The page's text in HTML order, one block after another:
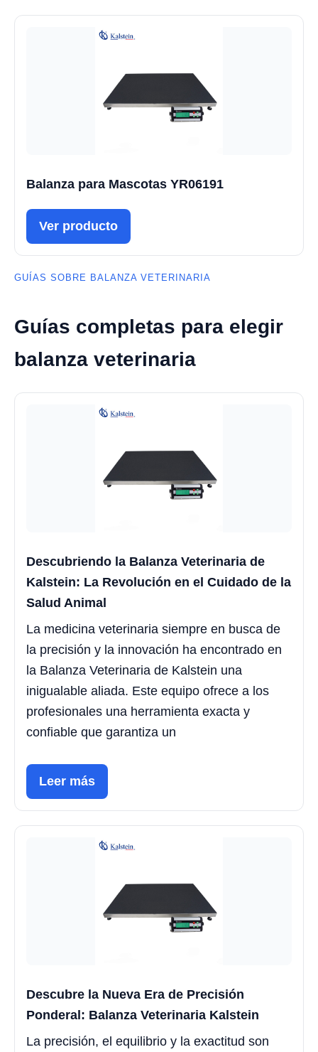
Balanza para Mascotas YR06191
Ver producto
GUÍAS SOBRE BALANZA VETERINARIA
Guías completas para elegir
balanza veterinaria
Descubriendo la Balanza Veterinaria de
Kalstein: La Revolución en el Cuidado de la
Salud Animal
La medicina veterinaria siempre en busca de
la precisión y la innovación ha encontrado en
la Balanza Veterinaria de Kalstein una
inigualable aliada. Este equipo ofrece a los
profesionales una herramienta exacta y
confiable que garantiza un
Leer más
Descubre la Nueva Era de Precisión
Ponderal: Balanza Veterinaria Kalstein
La precisión, el equilibrio y la exactitud son